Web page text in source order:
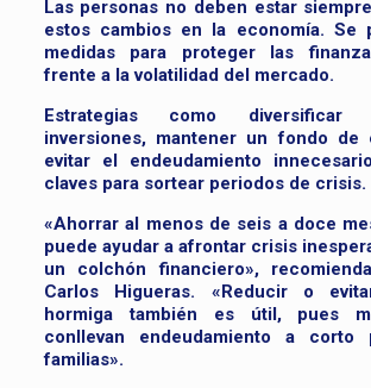
Las personas no deben estar
estos cambios en la economía. Se
medidas para proteger las
frente a la volatilidad del mercado.
Estrategias como
inversiones, mantener un fondo de
evitar el endeudamiento
claves para sortear periodos de crisis.
«Ahorrar al menos de seis a doce
puede ayudar a afrontar crisis
un colchón financiero»,
Carlos Higueras. «Reducir o
hormiga también es útil, pues
conllevan endeudamiento a
familias».